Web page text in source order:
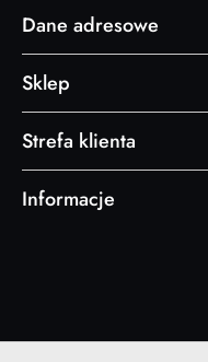
Dane adresowe
Sklep
Strefa klienta
Informacje